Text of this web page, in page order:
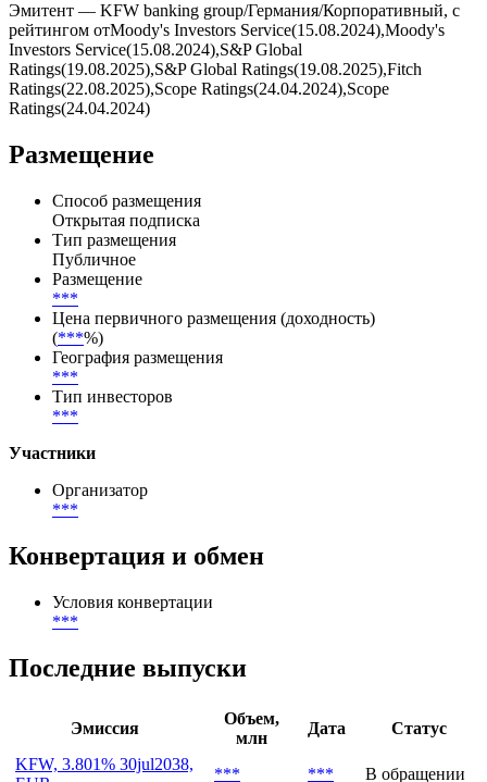
Эмитент — KFW banking group/Германия/Корпоративный, с
рейтингом отMoody's Investors Service(15.08.2024),Moody's
Investors Service(15.08.2024),S&P Global
Ratings(19.08.2025),S&P Global Ratings(19.08.2025),Fitch
Ratings(22.08.2025),Scope Ratings(24.04.2024),Scope
Ratings(24.04.2024)
Размещение
Способ размещения
Открытая подписка
Тип размещения
Публичное
Размещение
***
Цена первичного размещения (доходность)
(***%)
География размещения
***
Тип инвесторов
***
Участники
Организатор
***
Конвертация и обмен
Условия конвертации
***
Последние выпуски
Эмиссия
Объем,
млн
Дата
Статус
KFW, 3.801% 30jul2038,
*** ***
В обращении